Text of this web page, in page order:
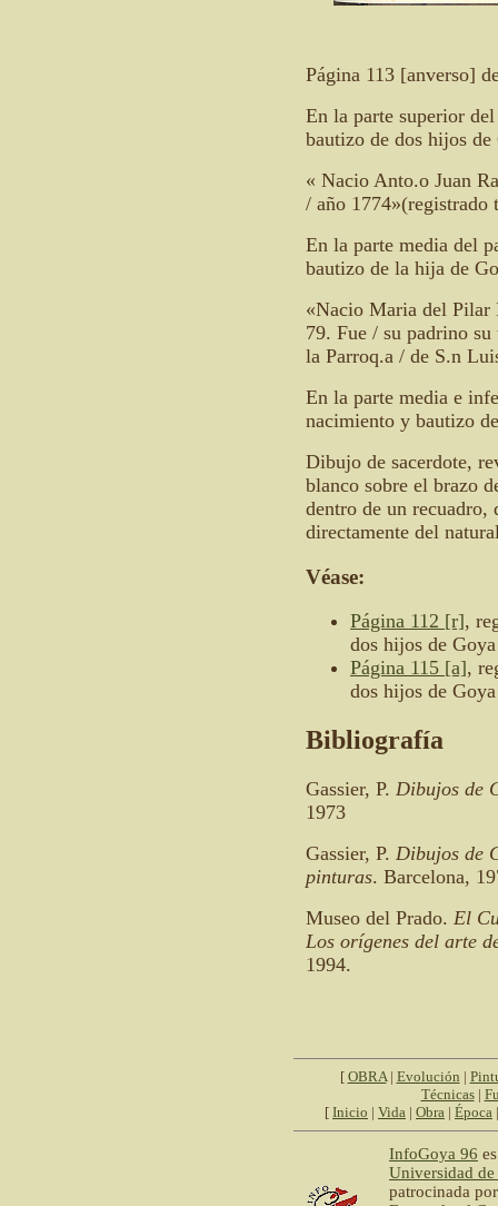
Página 113 [anverso]
En la parte superior
bautizo de dos hijos
« Nacio Anto.o Juan
/ año
En la parte media del
bautizo de la hija de
«Nacio Maria del Pilar
79. Fue / su padrino
la Parroq.a / de S.n
En la parte media e
nacimiento y bautizo
Dibujo de sacerdote,
blanco sobre el brazo
dentro de un recuadro,
directamente del
Véase:
Página 112 [r],
dos hijos de Goya
Página 115 [a],
dos hijos de Goya
Bibliografía
Gassier, P. Dibujos de
1973
Gassier, P. Dibujos de
pinturas. Barcelona,
Museo del Prado. El
Los orígenes del arte
1994.
[ OBRA| Evolución |
Técnicas|
[ Inicio | Vida | Obra | Época
InfoGoya 96
Universidad de
patrocinada